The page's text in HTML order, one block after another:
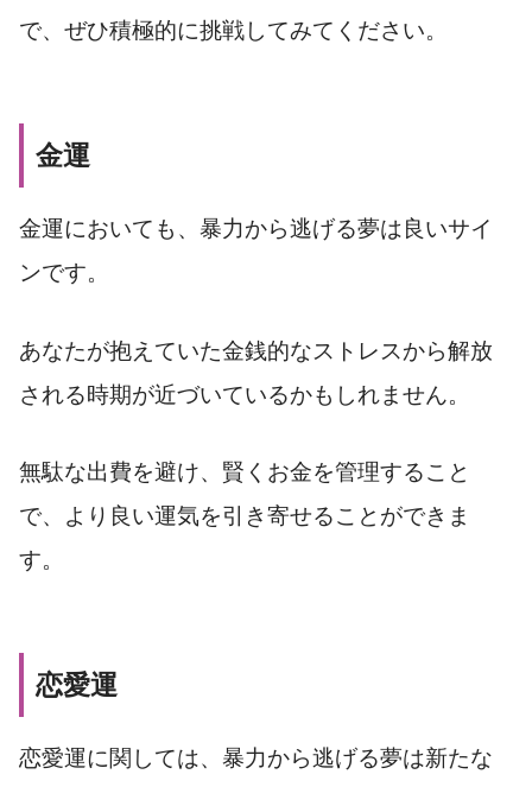
で、ぜひ積極的に挑戦してみてください。
金運
金運においても、暴力から逃げる夢は良いサイ
ンです。
あなたが抱えていた金銭的なストレスから解放
される時期が近づいているかもしれません。
無駄な出費を避け、賢くお金を管理すること
で、より良い運気を引き寄せることができま
す。
恋愛運
恋愛運に関しては、暴力から逃げる夢は新たな